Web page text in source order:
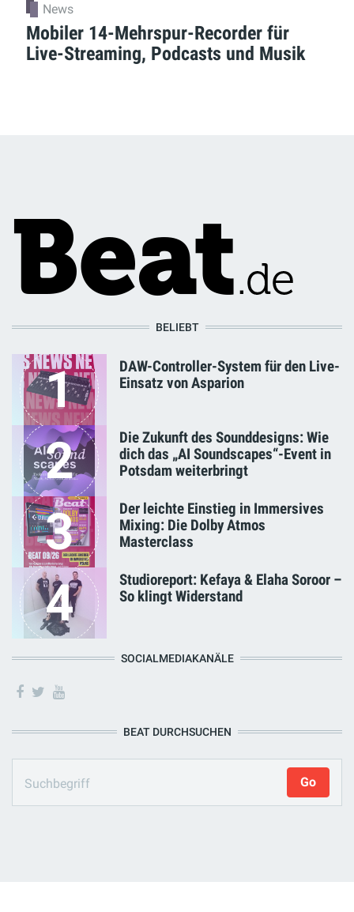
News
Mobiler 14-Mehrspur-Recorder für
Live-Streaming, Podcasts und Musik
BELIEBT
1
DAW-Controller-System für den Live-
Einsatz von Asparion
2
Die Zukunft des Sounddesigns: Wie
dich das „AI Soundscapes“-Event in
Potsdam weiterbringt
3
Der leichte Einstieg in Immersives
Mixing: Die Dolby Atmos
Masterclass
4
Studioreport: Kefaya & Elaha Soroor –
So klingt Widerstand
SOCIALMEDIAKANÄLE
BEAT DURCHSUCHEN